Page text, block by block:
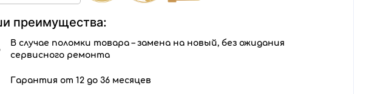
преимущества:
В случае поломки товара – замена на новый, без ожидания
сервисного ремонта
Гарантия от 12 до 36 месяцев